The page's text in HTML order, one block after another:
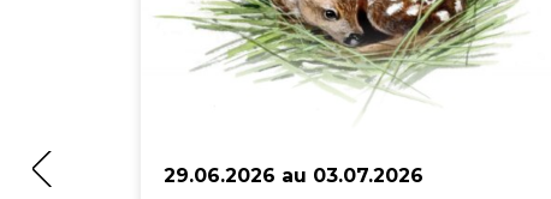
29.06.2026 au 03.07.2026